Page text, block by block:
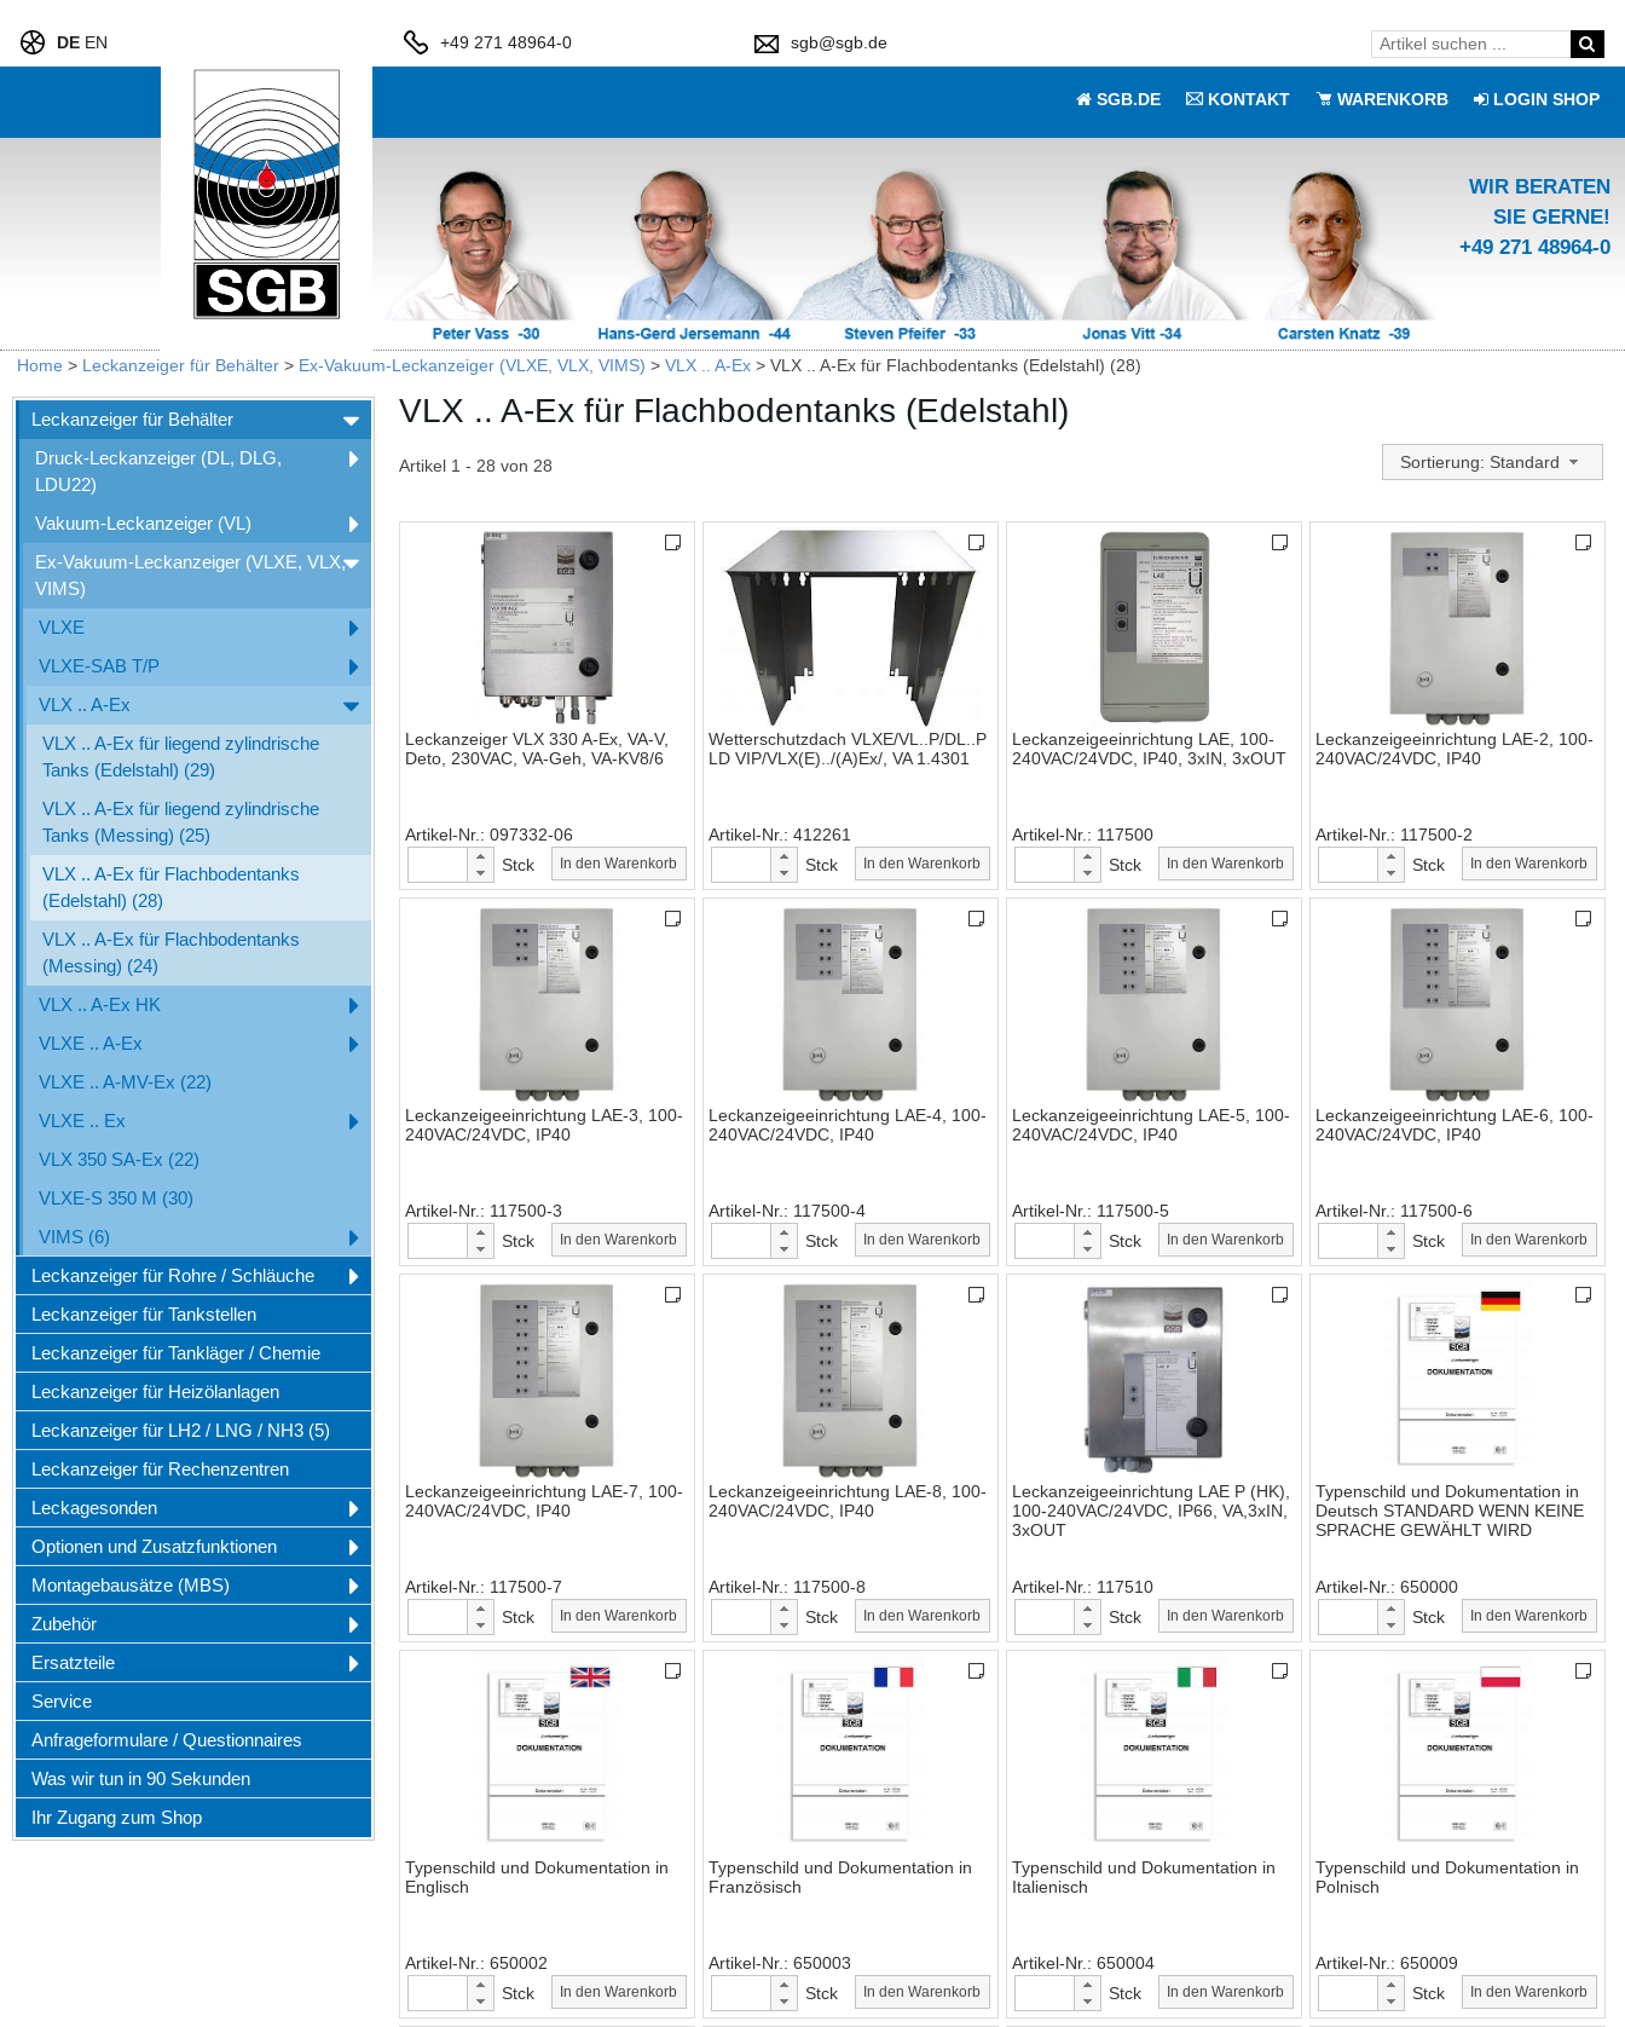
DE EN +49 271 48964-0 sgb@sgb.de
LOGIN SHOP
WARENKORB
KONTAKT
SGB.DE
WIR BERATEN
SIE GERNE!
+49 271 48964-0
Home > Leckanzeiger für Behälter > Ex-Vakuum-Leckanzeiger (VLXE, VLX, VIMS) > VLX .. A-Ex > VLX .. A-Ex für Flachbodentanks (Edelstahl) (28)
Leckanzeiger für Behälter
Druck-Leckanzeiger (DL, DLG,
LDU22)
Vakuum-Leckanzeiger (VL)
Ex-Vakuum-Leckanzeiger (VLXE, VLX,
VIMS)
VLXE
VLXE-SAB T/P
VLX .. A-Ex
VLX .. A-Ex für liegend zylindrische
Tanks (Edelstahl) (29)
VLX .. A-Ex für liegend zylindrische
Tanks (Messing) (25)
VLX .. A-Ex für Flachbodentanks
(Edelstahl) (28)
VLX .. A-Ex für Flachbodentanks
(Messing) (24)
VLX .. A-Ex HK
VLXE .. A-Ex
VLXE .. A-MV-Ex (22)
VLXE .. Ex
VLX 350 SA-Ex (22)
VLXE-S 350 M (30)
VIMS (6)
Leckanzeiger für Rohre / Schläuche
Leckanzeiger für Tankstellen
Leckanzeiger für Tankläger / Chemie
Leckanzeiger für Heizölanlagen
Leckanzeiger für LH2 / LNG / NH3 (5)
Leckanzeiger für Rechenzentren
Leckagesonden
Optionen und Zusatzfunktionen
Montagebausätze (MBS)
Zubehör
Ersatzteile
Service
Anfrageformulare / Questionnaires
Was wir tun in 90 Sekunden
Ihr Zugang zum Shop
VLX .. A-Ex für Flachbodentanks (Edelstahl)
Artikel 1 - 28 von 28 Sortierung: Standard
Leckanzeiger VLX 330 A-Ex, VA-V,
Deto, 230VAC, VA-Geh, VA-KV8/6
Artikel-Nr. 097332-06
Stck
In den Warenkorb
Wetterschutzdach VLXE/VL..P/DL..P
LD VIP/VLX(E)../(A)Ex/, VA 1.4301
Artikel-Nr. 412261
Stck
In den Warenkorb
Leckanzeigeeinrichtung LAE, 100-
240VAC/24VDC, IP40, 3xIN, 3xOUT
Artikel-Nr.
117500
Stck
In den Warenkorb
Leckanzeigeeinrichtung LAE-2, 100-
240VAC/24VDC, IP40
Artikel-Nr.
117500-2
Stck
In den Warenkorb
Leckanzeigeeinrichtung LAE-3, 100-
240VAC/24VDC, IP40
Artikel-Nr.
117500-3
Stck
In den Warenkorb
Leckanzeigeeinrichtung LAE-4, 100-
240VAC/24VDC, IP40
Artikel-Nr.
117500-4
Stck
In den Warenkorb
Leckanzeigeeinrichtung LAE-5, 100-
240VAC/24VDC, IP40
Artikel-Nr.
117500-5
Stck
In den Warenkorb
Leckanzeigeeinrichtung LAE-6, 100-
240VAC/24VDC, IP40
Artikel-Nr.
117500-6
Stck
In den Warenkorb
Leckanzeigeeinrichtung LAE-7, 100-
240VAC/24VDC, IP40
Artikel-Nr.
117500-7
Stck
In den Warenkorb
Leckanzeigeeinrichtung LAE-8, 100-
240VAC/24VDC, IP40
Artikel-Nr.
117500-8
Stck
In den Warenkorb
Leckanzeigeeinrichtung LAE P (HK),
100-240VAC/24VDC, IP66, VA,3xIN,
3xOUT
Artikel-Nr.
117510
Stck
In den Warenkorb
Typenschild und Dokumentation in
Deutsch STANDARD WENN KEINE
SPRACHE GEWÄHLT WIRD
Artikel-Nr. 650000
Stck
In den Warenkorb
Typenschild und Dokumentation in
Englisch
Artikel-Nr. 650002
Stck
In den Warenkorb
Typenschild und Dokumentation in
Französisch
Artikel-Nr. 650003
Stck
In den Warenkorb
Typenschild und Dokumentation in
Italienisch
Artikel-Nr. 650004
Stck
In den Warenkorb
Typenschild und Dokumentation in
Polnisch
Artikel-Nr. 650009
Stck
In den Warenkorb